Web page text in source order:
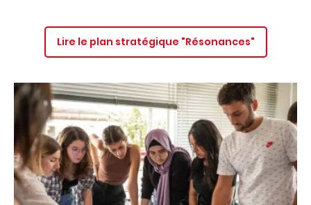
Lire le plan stratégique "Résonances"